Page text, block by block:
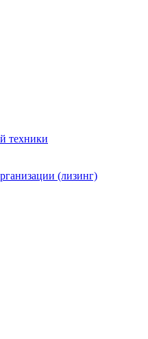
техники
(лизинг)